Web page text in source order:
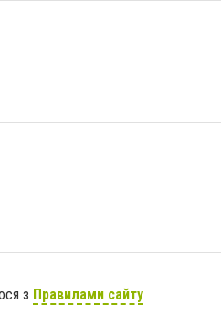
з Правилами сайту